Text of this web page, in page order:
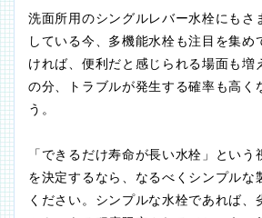
洗面所用のシングルレバー水栓にもさ
している今、多機能水栓も注目を集め
ければ、便利だと感じられる場面も増
の分、トラブルが発生する確率も高く
う。
「できるだけ寿命が長い水栓」とい
を決定するなら、なるべくシンプルな
ください。シンプルな水栓であれば、